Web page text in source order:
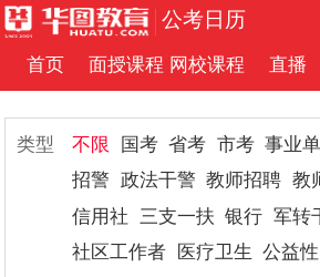
公考日历
首页 面授课程 网校课程 直播
类型 不限 国考 省考 市考 事业
招警 政法干警 教师招聘 教
信用社 三支一扶 银行 军转
社区工作者
医疗卫生 公益